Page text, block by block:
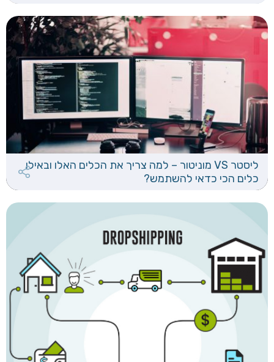
ליסטר VS מוניטור – למה צריך את הכלים האלו ובאילו
כלים הכי כדאי להשתמש?